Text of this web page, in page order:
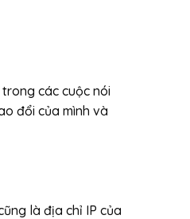
các cuộc nói
đổi của mình và
là địa chỉ IP của